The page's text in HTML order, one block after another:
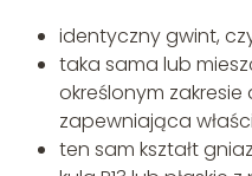
identyczny gwint,
taka sama lub
określonym
zapewniająca
ten sam kształt